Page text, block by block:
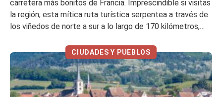
carretera más bonitos de Francia. Imprescindible si visitas
la región, esta mítica ruta turística serpentea a través de
los viñedos de norte a sur a lo largo de 170 kilómetros,
a descubrir las ciudades […]CIUDADES Y PUEBLOS